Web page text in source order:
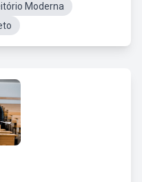
Moderna